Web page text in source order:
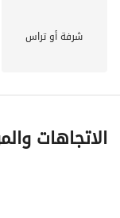
شرفة أو تراس
الاتجاهات